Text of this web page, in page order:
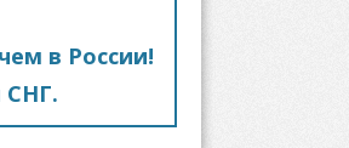
в России!
СНГ.